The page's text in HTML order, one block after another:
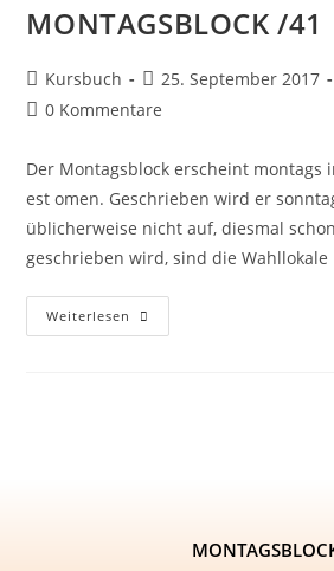
MONTAGSBLOCK /41
Kursbuch 25. September 2017
0 Kommentare
Der Montagsblock erscheint montags
est omen. Geschrieben wird er
üblicherweise nicht auf, diesmal
geschrieben wird, sind die
Weiterlesen